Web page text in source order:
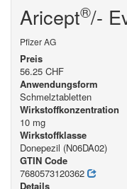
Aricept®/-
Pfizer AG
Preis
56.25 CHF
Anwendungsform
Schmelztabletten
Wirkstoffkonzentration
10 mg
Wirkstoffklasse
Donepezil (N06DA02)
GTIN Code
7680573120362
Details